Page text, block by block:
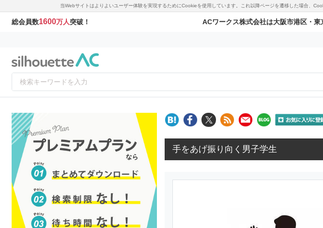
当Webサイトはよりよいユーザー体験を実現するためにCookieを使用しています。これ以降ページを遷移した場合、
総会員数1600万人突破！ ACワークス株式会社は大阪市港区・
手をあげ振り向く男子学生